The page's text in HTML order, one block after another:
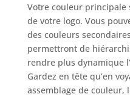
Votre couleur principale
de votre logo. Vous
des couleurs
permettront de
rendre plus dynamique
Gardez en tête qu’en
assemblage de couleur,